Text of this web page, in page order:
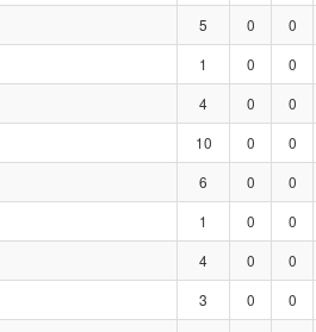
5 0 0
1 0 0
4 0 0
10 0 0
6 0 0
1 0 0
4 0 0
3 0 0